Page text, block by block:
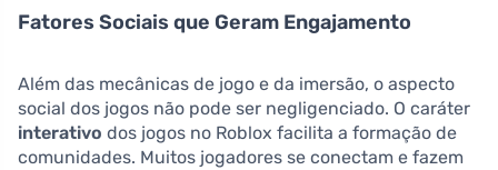
Fatores Sociais que Geram Engajamento
Além das mecânicas de jogo e da imersão, o aspecto
social dos jogos não pode ser negligenciado. O caráter
interativo dos jogos no Roblox facilita a formação de
comunidades. Muitos jogadores se conectam e fazem